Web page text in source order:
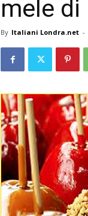
mele di
By Italiani Londra.net -